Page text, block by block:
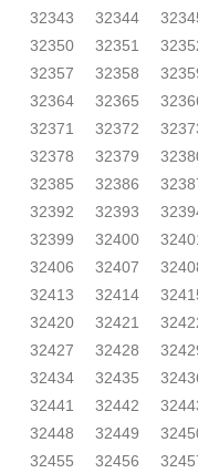
32343
32344
32350
32351
32357
32358
32364
32365
32371
32372
32378
32379
32385
32386
32392
32393
32399
32400
32406
32407
32413
32414
32420
32421
32427
32428
32434
32435
32441
32442
32448
32449
32455
32456